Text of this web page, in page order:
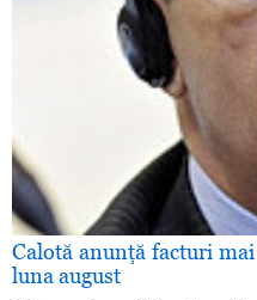
Calotă anunţă facturi
luna august